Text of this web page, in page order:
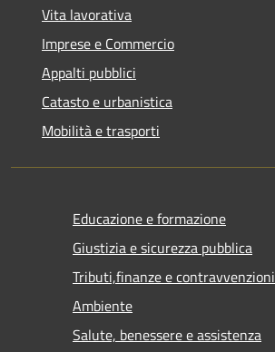
Vita lavorativa
Imprese e Commercio
Appalti pubblici
Catasto e urbanistica
Mobilità e trasporti
Educazione e formazione
Giustizia e sicurezza pubblica
Tributi,finanze e contravvenzioni
Ambiente
Salute, benessere e assistenza